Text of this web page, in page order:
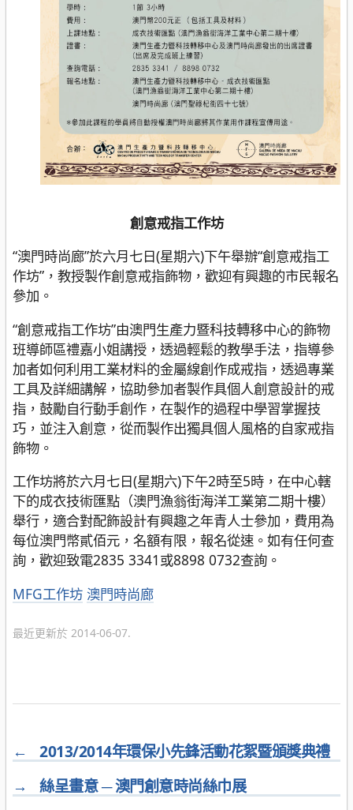
創意戒指工作坊
“澳門時尚廊”於六月七日(星期六)下午舉辦“創意戒指工
作坊”，教授製作創意戒指飾物，歡迎有興趣的市民報名
參加。
“創意戒指工作坊”由澳門生產力暨科技轉移中心的飾物
班導師區禮嘉小姐講授，透過輕鬆的教學手法，指導參
加者如何利用工業材料的金屬線創作成戒指，透過專業
工具及詳細講解，協助參加者製作具個人創意設計的戒
指，鼓勵自行動手創作，在製作的過程中學習掌握技
巧，並注入創意，從而製作出獨具個人風格的自家戒指
飾物。
工作坊將於六月七日(星期六)下午2時至5時，在中心轄
下的成衣技術匯點（澳門漁翁街海洋工業第二期十樓）
舉行，適合對配飾設計有興趣之年青人士參加，費用為
每位澳門幣貳佰元，名額有限，報名從速。如有任何查
詢，歡迎致電2835 3341或8898 0732查詢。
分
MFG工作坊 澳門時尚廊
最近更新於 2014-06-07.
←
2013/2014年環保小先鋒活動花絮暨頒獎典禮
→
絲呈畫意 ─ 澳門創意時尚絲巾展